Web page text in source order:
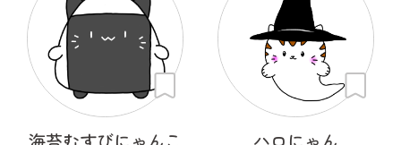
海苔むすびにゃんこ ハロにゃん